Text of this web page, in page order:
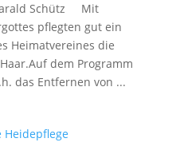
Schütz Mit
pflegten gut ein
Heimatvereines die
dem Programm
das Entfernen von ...